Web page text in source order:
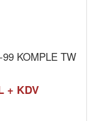
KOMPLE TW
+ KDV